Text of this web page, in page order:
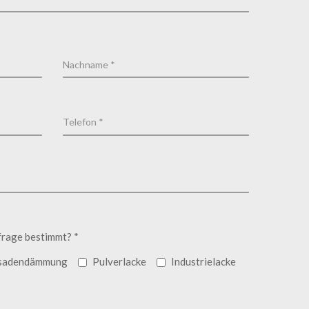
bestimmt? *
Pulverlacke Industrielacke